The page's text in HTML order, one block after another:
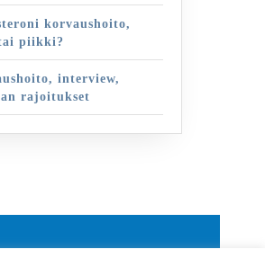
korvaushoito,
piikki?
interview,
rajoitukset